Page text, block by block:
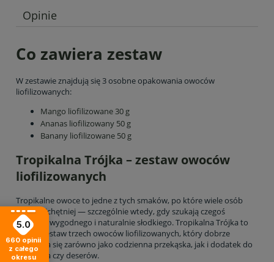
Opinie
Co zawiera zestaw
W zestawie znajdują się 3 osobne opakowania owoców
liofilizowanych:
Mango liofilizowane 30 g
Ananas liofilizowany 50 g
Banany liofilizowane 50 g
Tropikalna Trójka – zestaw owoców
liofilizowanych
Tropikalne owoce to jedne z tych smaków, po które wiele osób
sięga najchętniej — szczególnie wtedy, gdy szukają czegoś
lekkiego, wygodnego i naturalnie słodkiego. Tropikalna Trójka to
prosty zestaw trzech owoców liofilizowanych, który dobrze
sprawdza się zarówno jako codzienna przekąska, jak i dodatek do
śniadania czy deserów.
5.0
660 opinii
z całego
okresu